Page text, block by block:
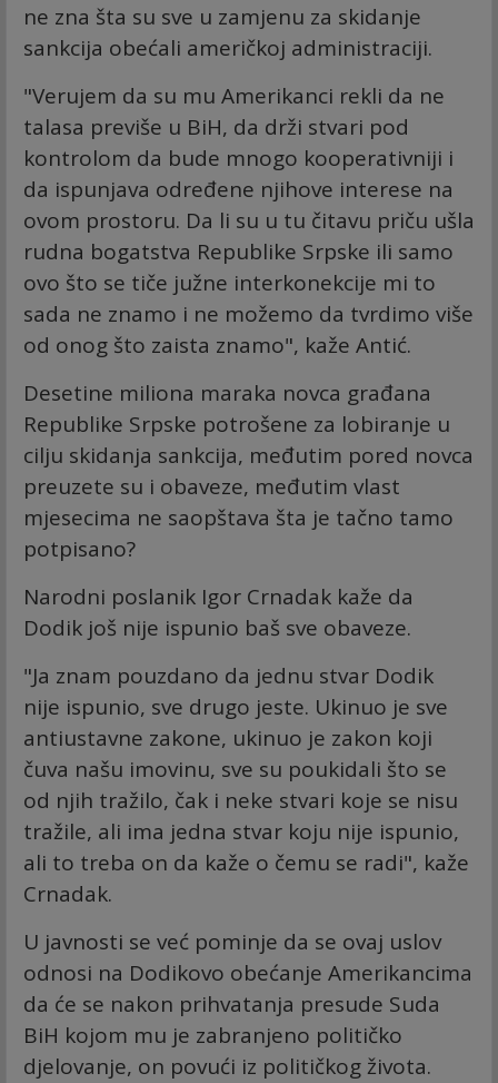
ne zna šta su sve u zamjenu za skidanje
sankcija obećali američkoj administraciji.
"Verujem da su mu Amerikanci rekli da ne
talasa previše u BiH, da drži stvari pod
kontrolom da bude mnogo kooperativniji i
da ispunjava određene njihove interese na
ovom prostoru. Da li su u tu čitavu priču ušla
rudna bogatstva Republike Srpske ili samo
ovo što se tiče južne interkonekcije mi to
sada ne znamo i ne možemo da tvrdimo više
od onog što zaista znamo", kaže Antić.
Desetine miliona maraka novca građana
Republike Srpske potrošene za lobiranje u
cilju skidanja sankcija, međutim pored novca
preuzete su i obaveze, međutim vlast
mjesecima ne saopštava šta je tačno tamo
potpisano?
Narodni poslanik Igor Crnadak kaže da
Dodik još nije ispunio baš sve obaveze.
"Ja znam pouzdano da jednu stvar Dodik
nije ispunio, sve drugo jeste. Ukinuo je sve
antiustavne zakone, ukinuo je zakon koji
čuva našu imovinu, sve su poukidali što se
od njih tražilo, čak i neke stvari koje se nisu
tražile, ali ima jedna stvar koju nije ispunio,
ali to treba on da kaže o čemu se radi", kaže
Crnadak.
U javnosti se već pominje da se ovaj uslov
odnosi na Dodikovo obećanje Amerikancima
da će se nakon prihvatanja presude Suda
BiH kojom mu je zabranjeno političko
djelovanje, on povući iz političkog života.